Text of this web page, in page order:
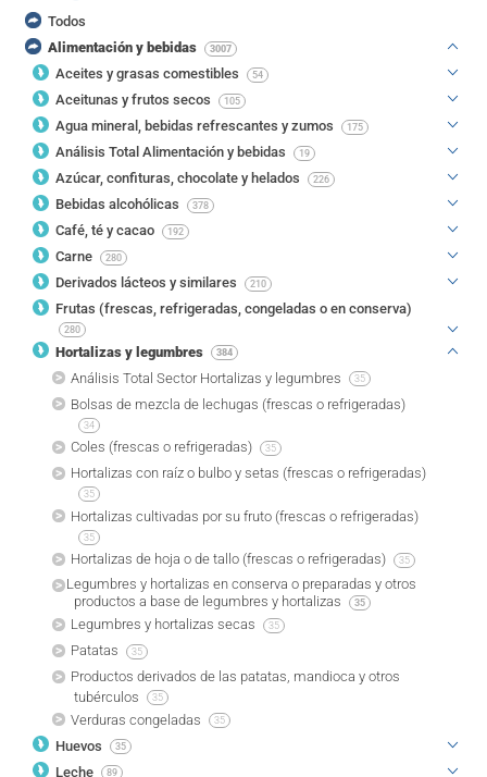
Todos
Alimentación y bebidas
3007
Aceites y grasas comestibles 54
Aceitunas y frutos secos 105
Agua mineral, bebidas refrescantes y zumos 175
Análisis Total Alimentación y bebidas 19
Azúcar, confituras, chocolate y helados 226
Bebidas alcohólicas 378
Café, té y cacao 192
Carne 280
Derivados lácteos y similares 210
Frutas (frescas, refrigeradas, congeladas o en conserva)
280
Hortalizas y legumbres 384
Análisis Total Sector Hortalizas y legumbres 35
Bolsas de mezcla de lechugas (frescas o refrigeradas)
34
Coles (frescas o refrigeradas) 35
Hortalizas con raíz o bulbo y setas (frescas o refrigeradas)
35
Hortalizas cultivadas por su fruto (frescas o refrigeradas)
35
Hortalizas de hoja o de tallo (frescas o refrigeradas) 35
Legumbres y hortalizas en conserva o preparadas y otros
productos a base de legumbres y hortalizas
35
Legumbres y hortalizas secas 35
Patatas 35
Productos derivados de las patatas, mandioca y otros
tubérculos
35
Verduras congeladas 35
Huevos 35
Leche 89